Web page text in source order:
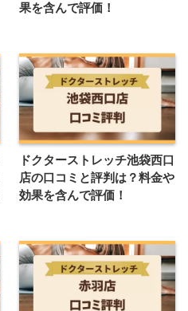
果を含んで評価！
ドクターストレッチ池袋西口
店の口コミと評判は？料金や
効果を含んで評価！